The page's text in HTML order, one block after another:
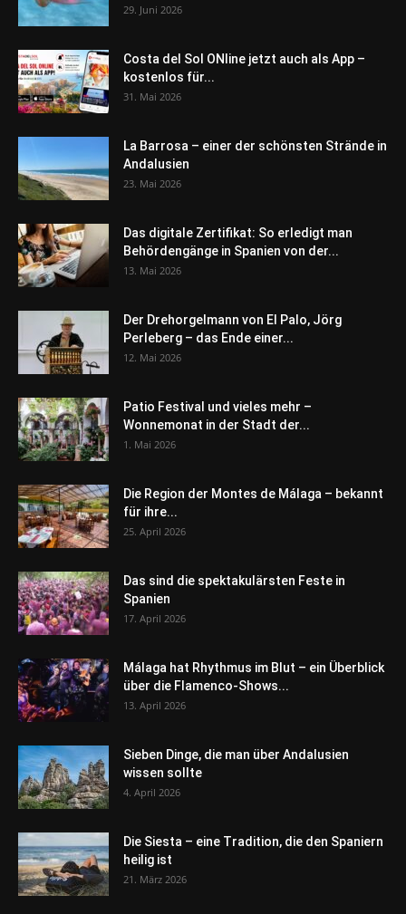
29. Juni 2026
Costa del Sol ONline jetzt auch als App –
kostenlos für...
31. Mai 2026
La Barrosa – einer der schönsten Strände in
Andalusien
23. Mai 2026
Das digitale Zertifikat: So erledigt man
Behördengänge in Spanien von der...
13. Mai 2026
Der Drehorgelmann von El Palo, Jörg
Perleberg – das Ende einer...
12. Mai 2026
Patio Festival und vieles mehr –
Wonnemonat in der Stadt der...
1. Mai 2026
Die Region der Montes de Málaga – bekannt
für ihre...
25. April 2026
Das sind die spektakulärsten Feste in
Spanien
17. April 2026
Málaga hat Rhythmus im Blut – ein Überblick
über die Flamenco-Shows...
13. April 2026
Sieben Dinge, die man über Andalusien
wissen sollte
4. April 2026
Die Siesta – eine Tradition, die den Spaniern
heilig ist
21. März 2026